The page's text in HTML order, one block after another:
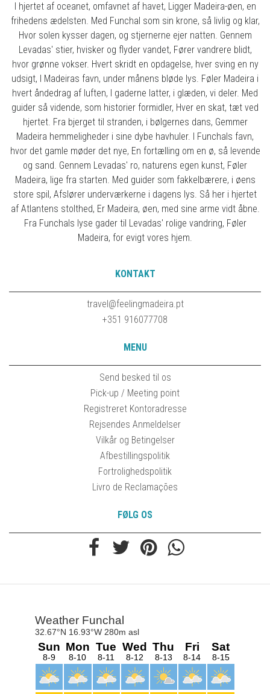
I hjertet af oceanet, omfavnet af havet, Ligger Madeira-øen, en
frihedens ædelsten. Med Funchal som sin krone, så livlig og klar,
Hvor solen kysser dagen, og stjernerne ejer natten. Gennem
Levadas' stier, hvisker og flyder vandet, Fører vandrere blidt,
hvor grønne vokser. Hvert skridt en opdagelse, hver sving en ny
udsigt, I Madeiras favn, under månens bløde lys. Føler Madeira i
hvert åndedrag af luften, I gaderne latter, i glæden, vi deler. Med
guider så vidende, som historier formidler, Hver en skat, tæt ved
hjertet. Fra bjerget til stranden, i bølgernes dans, Gemmer
Madeira hemmeligheder i sine dybe havhuler. I Funchals favn,
hvor det gamle møder det nye, En fortælling om en ø, så levende
og sand. Gennem Levadas' ro, naturens egen kunst, Føler
Madeira, lige fra starten. Med guider som fakkelbærere, i øens
store spil, Afslører underværkerne i dagens lys. Så her i hjertet
af Atlantens stolthed, Er Madeira, øen, med sine arme vidt åbne.
Fra Funchals lyse gader til Levadas' rolige vandring, Føler
Madeira, for evigt vores hjem.
KONTAKT
travel@feelingmadeira.pt
+351 916077708
MENU
Send besked til os
Pick-up / Meeting point
Registreret Kontoradresse
Rejsendes Anmeldelser
Vilkår og Betingelser
Afbestillingspolitik
Fortrolighedspolitik
Livro de Reclamações
FØLG OS